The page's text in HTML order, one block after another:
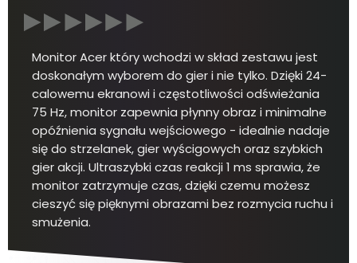
Monitor Acer który wchodzi w skład zestawu jest
doskonałym wyborem do gier i nie tylko. Dzięki 24-
calowemu ekranowi i częstotliwości odświeżania
75 Hz, monitor zapewnia płynny obraz i minimalne
opóźnienia sygnału wejściowego - idealnie nadaje
się do strzelanek, gier wyścigowych oraz szybkich
gier akcji. Ultraszybki czas reakcji 1 ms sprawia, że
monitor zatrzymuje czas, dzięki czemu możesz
cieszyć się pięknymi obrazami bez rozmycia ruchu i
smużenia.